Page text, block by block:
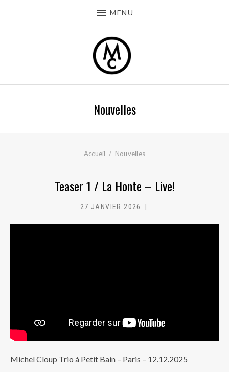
MENU
Nouvelles
Accueil Nouvelles
Teaser 1 / La Honte – Live!
27 JANVIER 2026
Michel Cloup Trio à Petit Bain – Paris – 12.12.2025